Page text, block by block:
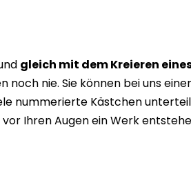
gleich mit dem Kreieren
noch nie. Sie können bei uns
nummerierte Kästchen
Ihren Augen ein Werk